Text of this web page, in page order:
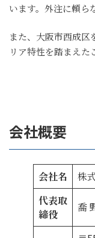
います。外注に頼ら
また、大阪市西成区
リア特性を踏まえた
会社概要
会社名
株
代表取
締役
喬